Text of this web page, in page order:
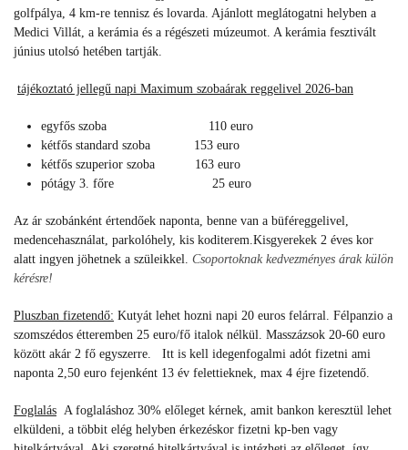
golfpálya, 4 km-re tennisz és lovarda. Ajánlott meglátogatni helyben a
Medici Villát, a kerámia és a régészeti múzeumot. A kerámia fesztivált
június utolsó hetében tartják.
tájékoztató jellegű napi Maximum szobaárak reggelivel 2026-ban
egyfős szoba 110 euro
kétfős standard szoba 153 euro
kétfős szuperior szoba 163 euro
pótágy 3. főre 25 euro
Az ár szobánként értendőek naponta, benne van a büféreggelivel,
medencehasználat, parkolóhely, kis koditerem.Kisgyerekek 2 éves kor
alatt ingyen jöhetnek a szüleikkel.
Csoportoknak kedvezményes árak külön
kérésre!
Pluszban fizetendő: Kutyát lehet hozni napi 20 euros felárral. Félpanzio a
szomszédos étteremben 25 euro/fő italok nélkül. Masszázsok 20-60 euro
között akár 2 fő egyszerre. Itt is kell idegenfogalmi adót fizetni ami
naponta 2,50 euro fejenként 13 év felettieknek, max 4 éjre fizetendő.
Foglalás A foglaláshoz 30% előleget kérnek, amit bankon keresztül lehet
elküldeni, a többit elég helyben érkezéskor fizetni kp-ben vagy